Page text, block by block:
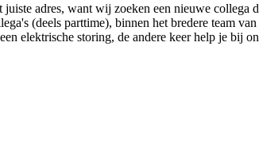
adres, want wij zoeken een nieuwe collega
(deels parttime), binnen het bredere team
elektrische storing, de andere keer help je bij